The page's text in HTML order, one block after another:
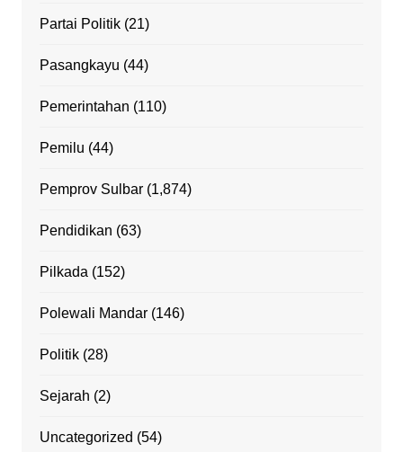
Partai Politik(21)
Pasangkayu (44)
Pemerintahan (110)
Pemilu (44)
Pemprov Sulbar(1,874)
Pendidikan (63)
Pilkada (152)
Polewali Mandar(146)
Politik(28)
Sejarah (2)
Uncategorized (54)